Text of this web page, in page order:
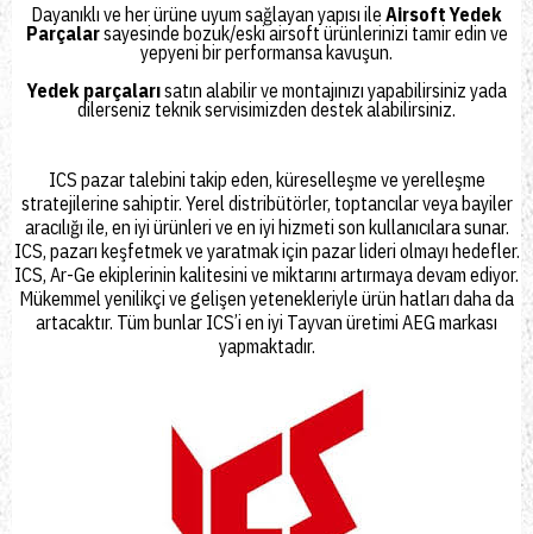
Dayanıklı ve her ürüne uyum sağlayan yapısı ile Airsoft Yedek
Parçalarsayesinde bozuk/eski airsoft ürünlerinizi tamir edin ve
yepyeni bir performansa kavuşun.
Yedek parçalarısatın alabilir ve montajınızı yapabilirsiniz yada
dilerseniz teknik servisimizden destek alabilirsiniz.
ICS pazar talebini takip eden, küreselleşme ve yerelleşme
stratejilerine sahiptir. Yerel distribütörler, toptancılar veya bayiler
aracılığı ile, en iyi ürünleri ve en iyi hizmeti son kullanıcılara sunar.
ICS, pazarı keşfetmek ve yaratmak için pazar lideri olmayı hedefler.
ICS, Ar-Ge ekiplerinin kalitesini ve miktarını artırmaya devam ediyor.
Mükemmel yenilikçi ve gelişen yetenekleriyle ürün hatları daha da
artacaktır. Tüm bunlar ICS’i en iyi Tayvan üretimi AEG markası
yapmaktadır.